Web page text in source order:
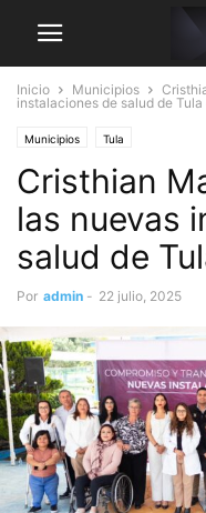
Inicio Municipios
instalaciones de salud de
Municipios Tula
Cristhian
las nuevas
salud de
Por admin - 22 julio, 2025